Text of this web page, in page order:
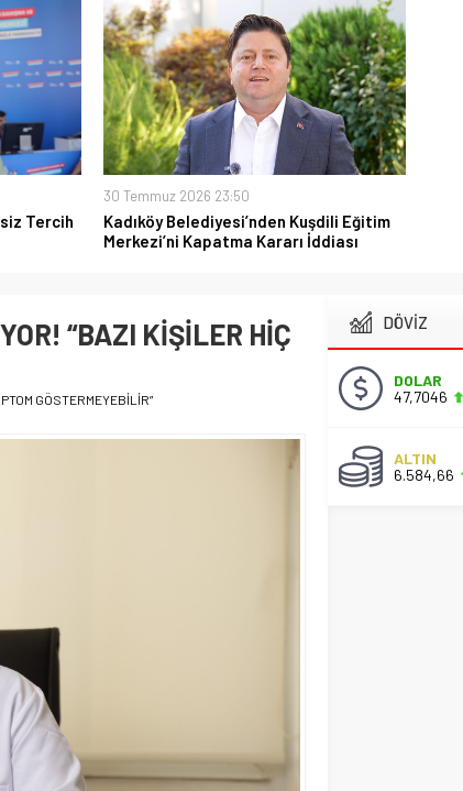
Tercih
30 Temmuz 2026 23:50
Kadıköy Belediyesi’nden Kuşdili Eğitim
Merkezi’ni Kapatma Kararı İddiası
“BAZI KİŞİLER HİÇ
GÖSTERMEYEBİLİR”
DÖVİZ
DOLAR
47,7046
ALTIN
6.584,66